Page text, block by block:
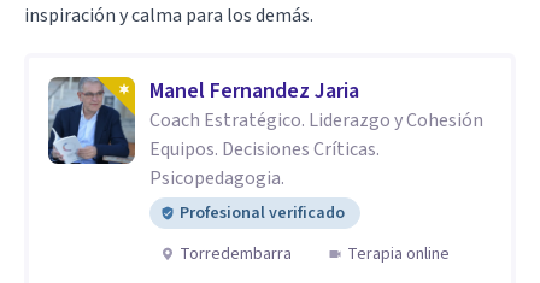
inspiración y calma para los demás.
Manel Fernandez Jaria
Coach Estratégico. Liderazgo y Cohesión
Equipos. Decisiones Críticas.
Psicopedagogia.
Profesional verificado
Torredembarra
Terapia online